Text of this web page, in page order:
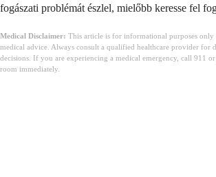
fogászati problémát észlel, mielőbb keresse fel
Medical Disclaimer: This article is for informational purposes only
medical advice. Always consult a qualified healthcare provider for
decisions. If you are experiencing a medical emergency, call 911
room immediately.